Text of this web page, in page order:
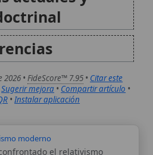
el relativismo
mayores amenazas a la fe y
denunciándolo como
que prioriza el ego y
la verdad objetiva...
al nazismo con una
a la idolatría del Estado y
gestos pastorales y de